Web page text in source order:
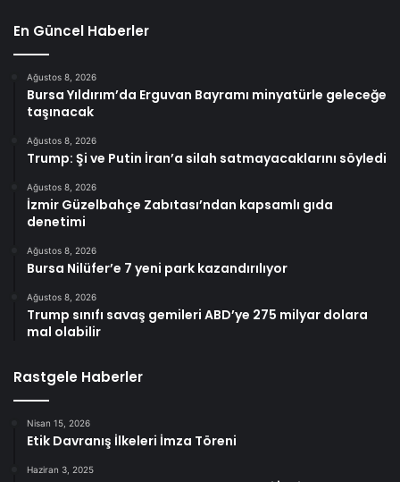
En Güncel Haberler
Ağustos 8, 2026
Bursa Yıldırım’da Erguvan Bayramı minyatürle geleceğe
taşınacak
Ağustos 8, 2026
Trump: Şi ve Putin İran’a silah satmayacaklarını söyledi
Ağustos 8, 2026
İzmir Güzelbahçe Zabıtası’ndan kapsamlı gıda
denetimi
Ağustos 8, 2026
Bursa Nilüfer’e 7 yeni park kazandırılıyor
Ağustos 8, 2026
Trump sınıfı savaş gemileri ABD’ye 275 milyar dolara
mal olabilir
Rastgele Haberler
Nisan 15, 2026
Etik Davranış İlkeleri İmza Töreni
Haziran 3, 2025